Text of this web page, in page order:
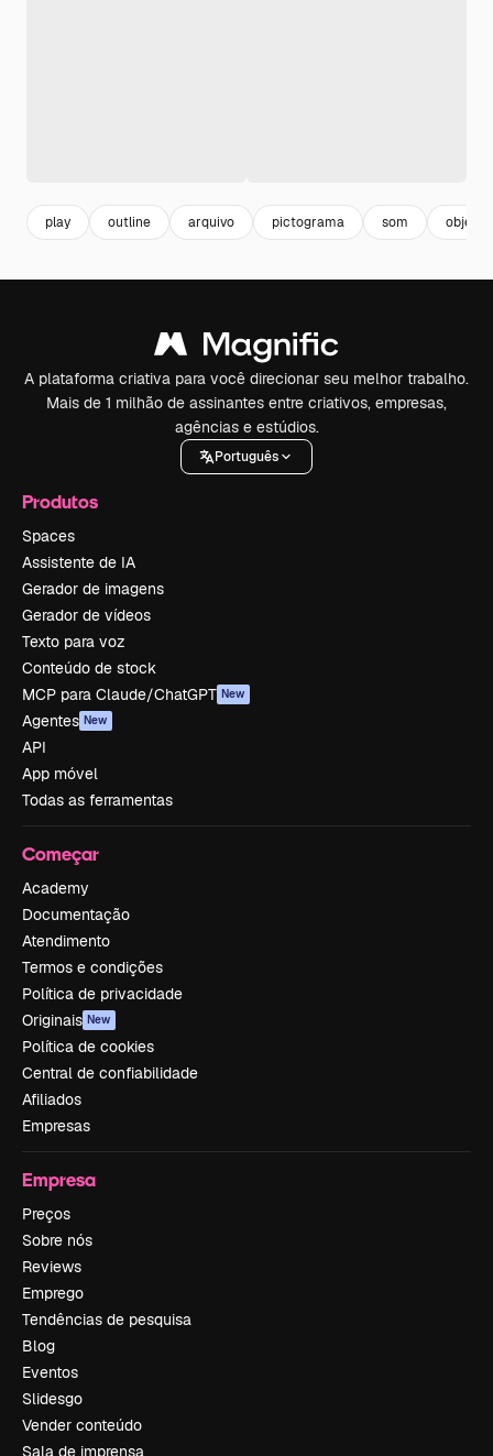
play outline arquivo pictograma som objetos
A plataforma criativa para você direcionar seu melhor trabalho.
Mais de 1 milhão de assinantes entre criativos, empresas,
agências e estúdios.
Português
Produtos
Spaces
Assistente de IA
Gerador de imagens
Gerador de vídeos
Texto para voz
Conteúdo de stock
MCP para Claude/ChatGPT New
Agentes New
API
App móvel
Todas as ferramentas
Começar
Academy
Documentação
Atendimento
Termos e condições
Política de privacidade
Originais New
Política de cookies
Central de confiabilidade
Afiliados
Empresas
Empresa
Preços
Sobre nós
Reviews
Emprego
Tendências de pesquisa
Blog
Eventos
Slidesgo
Vender conteúdo
Sala de imprensa